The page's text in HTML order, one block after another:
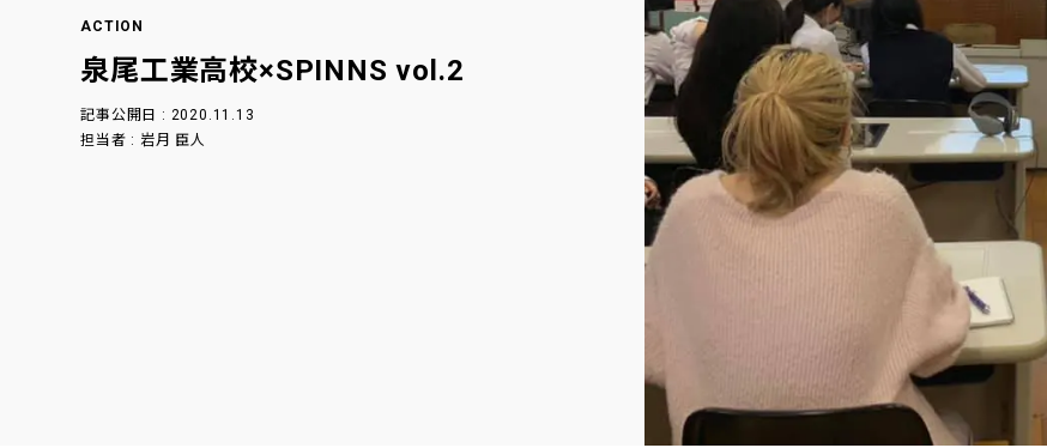
ACTION
泉尾工業高校×SPINNS vol.2
記事公開日 : 2020.11.13
担当者 : 岩月 臣人